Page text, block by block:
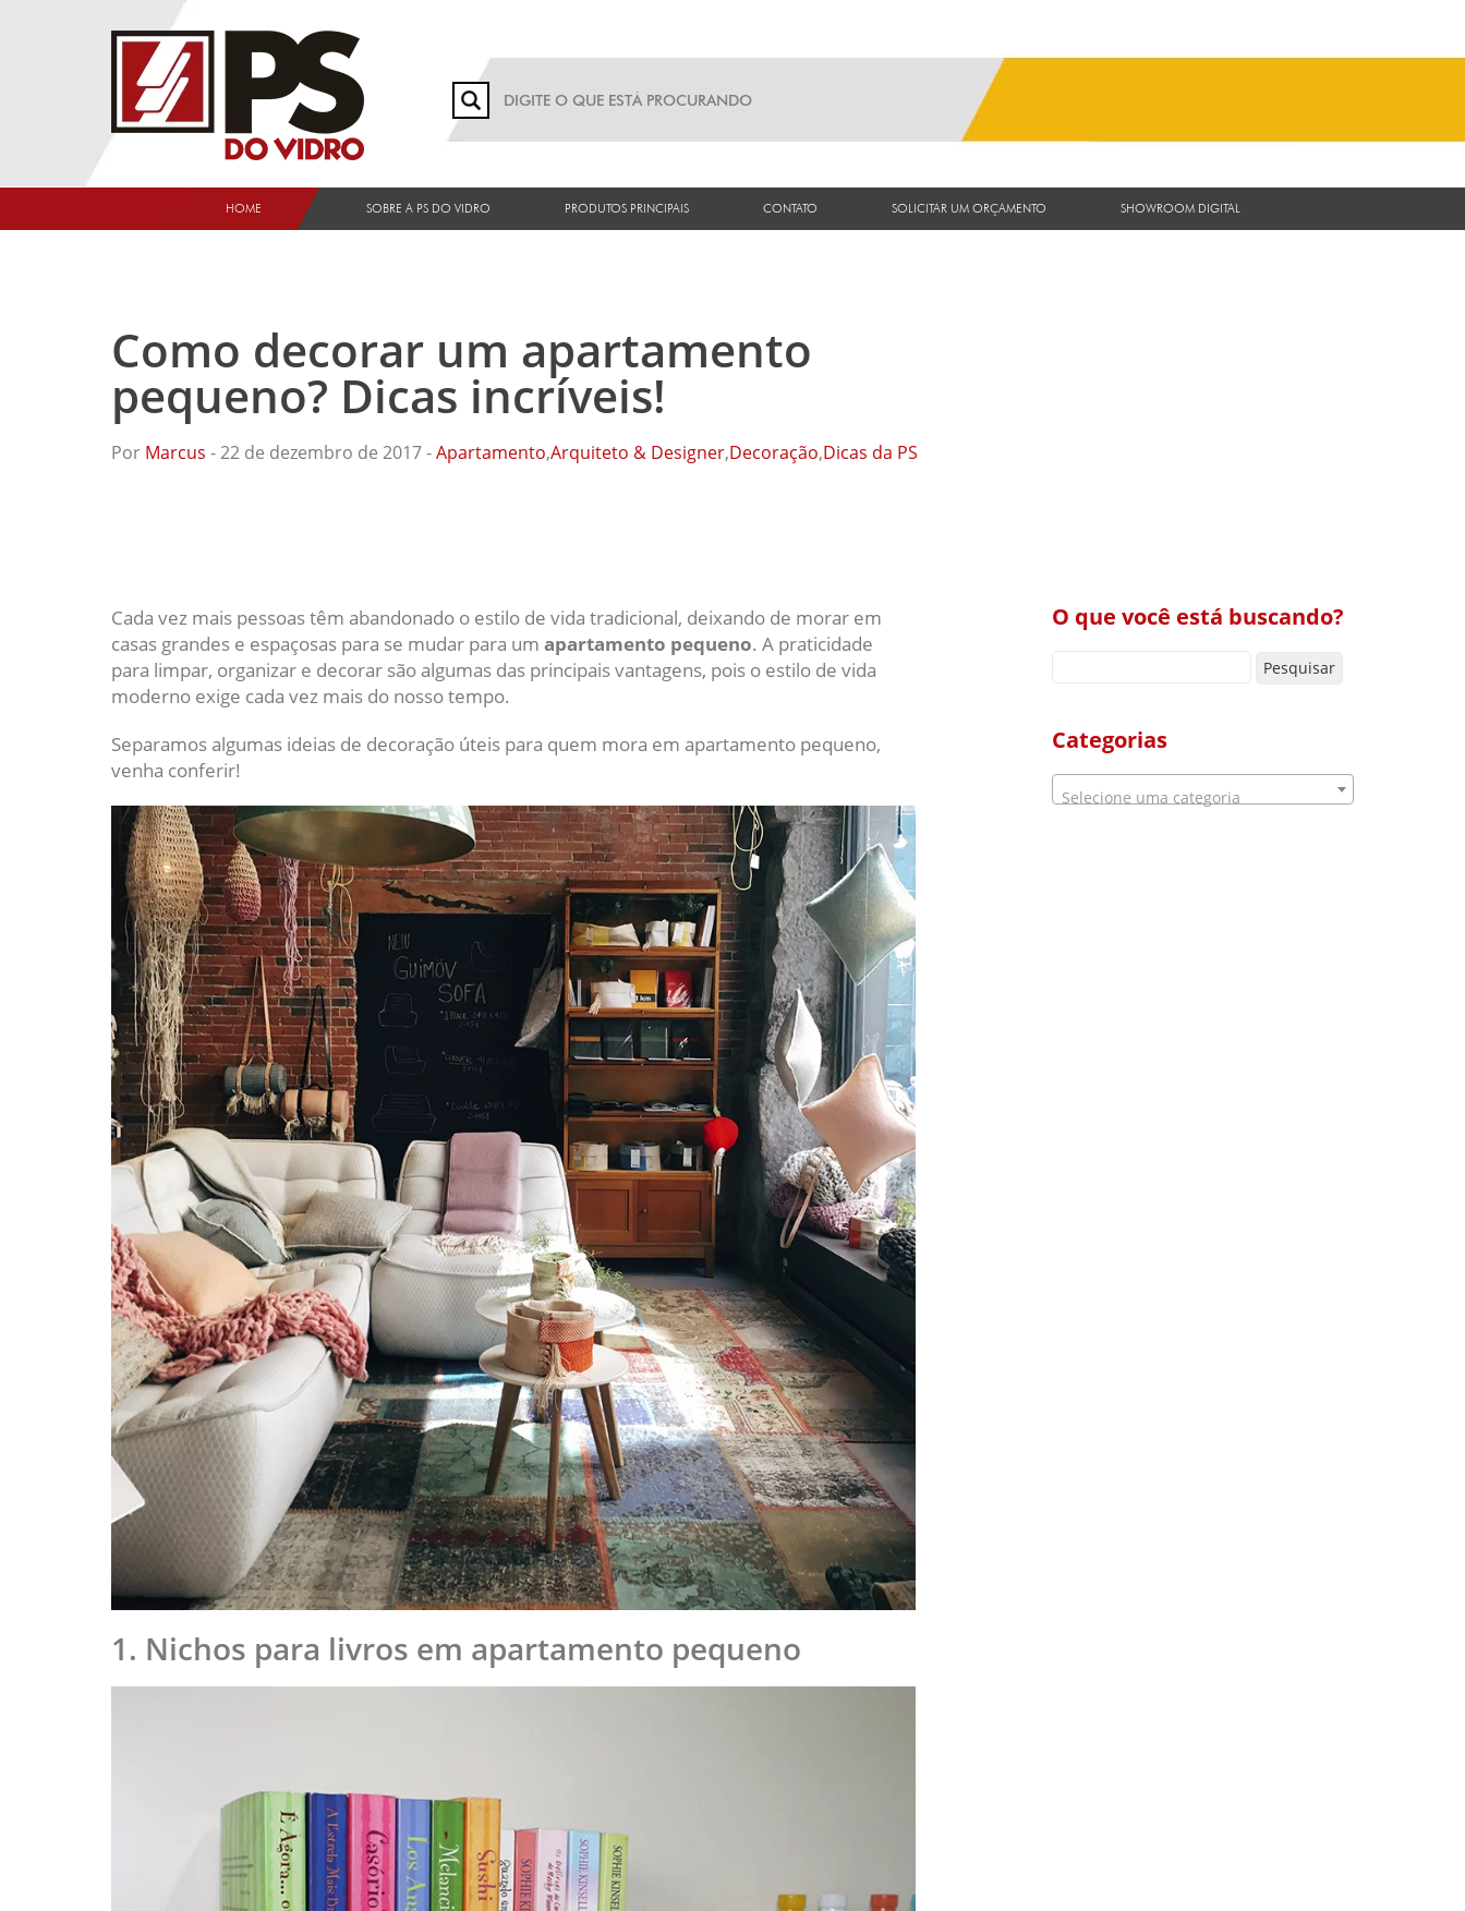
HOME SOBRE A PS DO VIDRO PRODUTOS PRINCIPAIS CONTATO SOLICITAR UM ORÇAMENTO SHOWROOM DIGITAL
Como decorar um apartamento
pequeno? Dicas incríveis!
Por Marcus - 22 de dezembro de 2017 -Apartamento,Arquiteto & Designer,Decoração,Dicas da PS
O que você está buscando?
Categorias
Selecione uma categoria
Cada vez mais pessoas têm abandonado o estilo de vida tradicional, deixando de morar em
casas grandes e espaçosas para se mudar para um apartamento pequeno. A praticidade
para limpar, organizar e decorar são algumas das principais vantagens, pois o estilo de vida
moderno exige cada vez mais do nosso tempo.
Separamos algumas ideias de decoração úteis para quem mora em apartamento pequeno,
venha conferir!
1. Nichos para livros em apartamento pequeno